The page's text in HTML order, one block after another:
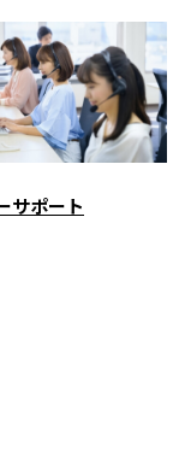
サポート